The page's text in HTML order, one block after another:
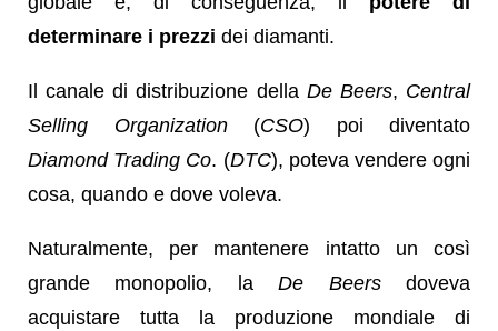
determinare i prezzi dei diamanti.
Il canale di distribuzione della De Beers, Central
Selling Organization(CSO) poi diventato
Diamond Trading Co. (DTC), poteva vendere ogni
cosa, quando e dove voleva.
Naturalmente, per mantenere intatto un così
grande monopolio, laDe Beersdoveva
acquistare tutta la produzione mondiale di